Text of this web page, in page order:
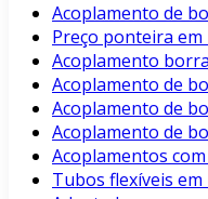
Acoplamento de
Preço ponteira em
Acoplamento
Acoplamento de
Acoplamento de
Acoplamento de
Acoplamentos
Tubos flexíveis